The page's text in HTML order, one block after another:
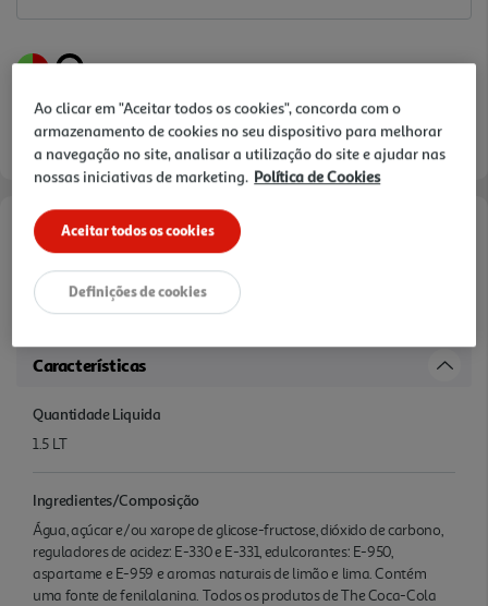
Informações de Marketing
"Com 100% aromas naturais, não tem conservantes nem corantes.
Embalagem 100% reciclável".
Características
Quantidade Liquida
1.5 LT
Ingredientes/Composição
Água, açúcar e/ou xarope de glicose-fructose, dióxido de carbono,
reguladores de acidez: E-330 e E-331, edulcorantes: E-950,
aspartame e E-959 e aromas naturais de limão e lima. Contém
uma fonte de fenilalanina. Todos os produtos de The Coca-Cola
Ao clicar em "Aceitar todos os cookies", concorda com o
armazenamento de cookies no seu dispositivo para melhorar
a navegação no site, analisar a utilização do site e ajudar nas
nossas iniciativas de marketing. Política de Cookies
Aceitar todos os cookies
Definições de cookies